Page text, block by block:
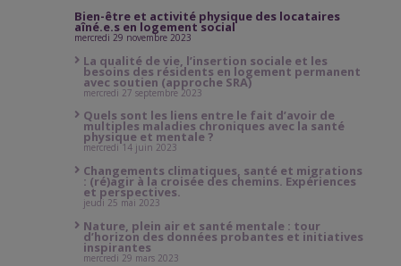
Bien-être et activité physique des locataires
aîné.e.s en logement social
mercredi 29 novembre 2023
La qualité de vie, l’insertion sociale et les
besoins des résidents en logement permanent
avec soutien (approche SRA)
mercredi 27 septembre 2023
Quels sont les liens entre le fait d’avoir de
multiples maladies chroniques avec la santé
physique et mentale ?
mercredi 14 juin 2023
Changements climatiques, santé et migrations
: (ré)agir à la croisée des chemins. Expériences
et perspectives.
jeudi 25 mai 2023
Nature, plein air et santé mentale : tour
d’horizon des données probantes et initiatives
inspirantes
mercredi 29 mars 2023